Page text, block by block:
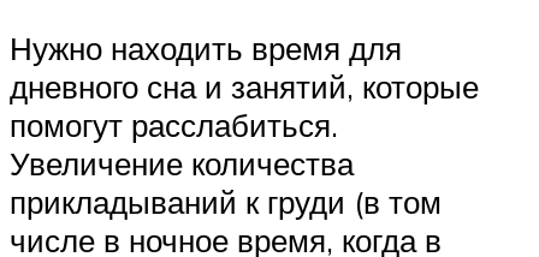
Нужно находить время для
дневного сна и занятий, которые
помогут расслабиться.
Увеличение количества
прикладываний к груди (в том
числе в ночное время, когда в